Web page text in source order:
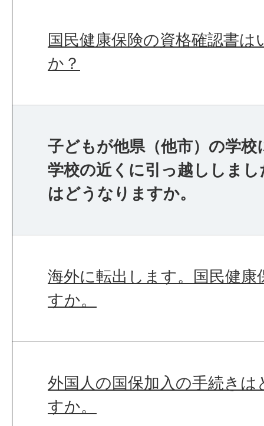
国民健康保険の資格確認書
か？
子どもが他県（他市）の学
学校の近くに引っ越ししま
はどうなりますか。
海外に転出します。国民健
すか。
外国人の国保加入の手続き
すか。